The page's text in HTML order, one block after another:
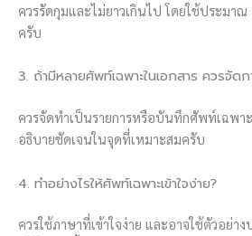
ควรรัดกุมและไม่ยาวเกินไป โดยใช้ประมา
ครับ
3. ถ้ามีหลายศัพท์เฉพาะในเอกสาร ควรจัด
ควรจัดทำเป็นรายการหรือบันทึกศัพท์เฉพา
อธิบายชัดเจนในจุดที่เหมาะสมครับ
4. ทำอย่างไรให้ศัพท์เฉพาะเข้าใจง่าย?
ควรใช้ภาษาที่เข้าใจง่าย และอาจใช้ตัวอย่า